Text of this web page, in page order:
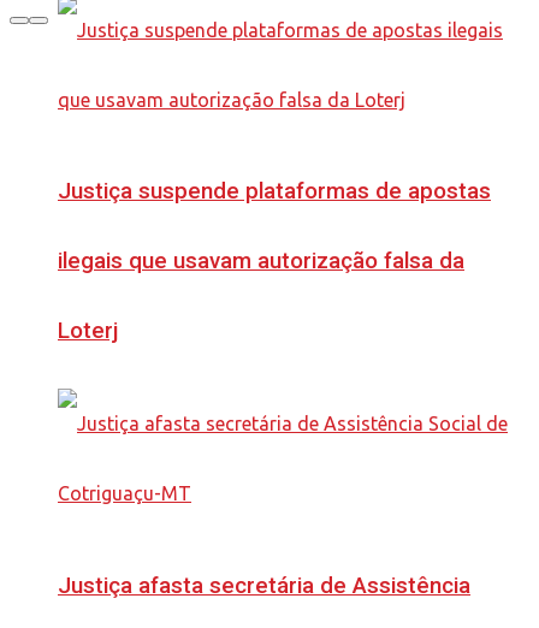
Justiça suspende plataformas de apostas
ilegais que usavam autorização falsa da
Loterj
Justiça afasta secretária de Assistência